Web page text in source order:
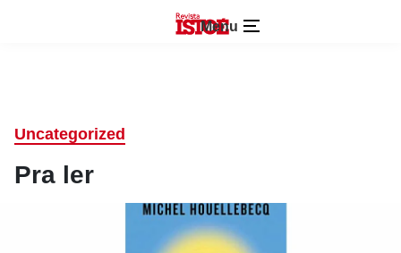
Menu
Uncategorized
Pra ler